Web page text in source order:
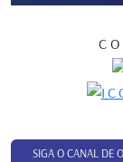
SIGA O CANAL DE